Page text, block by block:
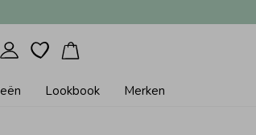
Lookbook Merken